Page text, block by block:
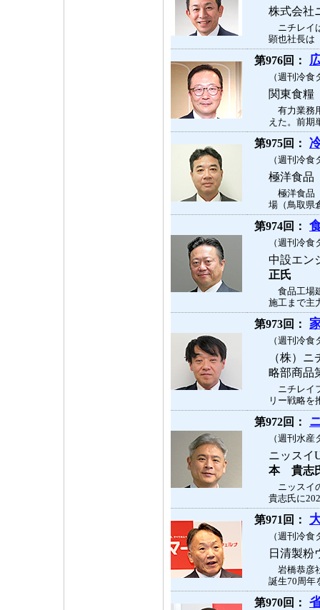
株式会
ニチレイ
顕也社長は
第976回：
（週刊冷
関東食
有力業務
えた。前期
第975回：
（週刊冷
極洋食
極洋食品
場（鳥取県
第974回：
（週刊冷
中設エン
正氏
食品工場
施工まで主
第973回：
（週刊冷
（株）
略部商
ニチレイ
リー戦略を
第972回：
（週刊水
ニッスイ
本 貴志
ニッスイ
貴志氏に
第971回：
（週刊冷
日清製
岩橋恭彦
誕生70周年
第970回：